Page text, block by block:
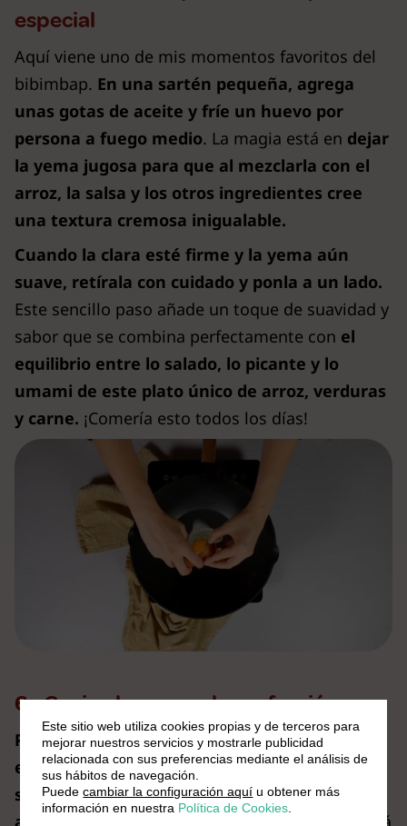
especial
Aquí viene uno de mis momentos favoritos del
bibimbap. En una sartén pequeña, agrega
unas gotas de aceite y fríe un huevo por
persona a fuego medio. La magia está en dejar
la yema jugosa para que al mezclarla con el
arroz, la salsa y los otros ingredientes cree
una textura cremosa inigualable.
Cuando la clara esté firme y la yema aún
suave, retírala con cuidado y ponla a un lado.
Este sencillo paso añade un toque de suavidad y
sabor que se combina perfectamente con el
equilibrio entre lo salado, lo picante y lo
umami de este plato único de arroz, verduras
y carne. ¡Comería esto todos los días!
6 - Cocina la carne a la perfección
Prepara una sartén bien caliente y deposita
en ella la carne previamente marinada,
sintiendo cómo empieza a chisporrotear con
alegría
. El aceite de sésamo de la marinada hará
Este sitio web utiliza cookies propias y de terceros para
mejorar nuestros servicios y mostrarle publicidad
relacionada con sus preferencias mediante el análisis de
sus hábitos de navegación.
Puedecambiar la configuración aquí u obtener más
información en nuestra Política de Cookies